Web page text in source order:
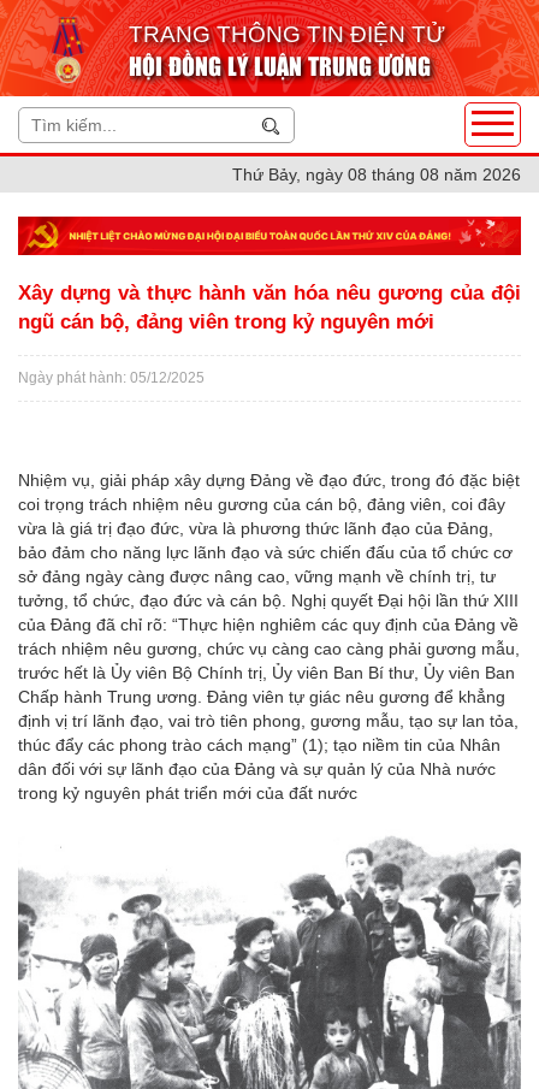
TRANG THÔNG TIN ĐIỆN TỬ
HỘI ĐỒNG LÝ LUẬN TRUNG ƯƠNG
Thứ Bảy, ngày 08 tháng 08 năm 2026
Xây dựng và thực hành văn hóa nêu gương của đội
ngũ cán bộ, đảng viên trong kỷ nguyên mới
Ngày phát hành: 05/12/2025
Nhiệm vụ, giải pháp xây dựng Đảng về đạo đức, trong đó đặc biệt
coi trọng trách nhiệm nêu gương của cán bộ, đảng viên, coi đây
vừa là giá trị đạo đức, vừa là phương thức lãnh đạo của Đảng,
bảo đảm cho năng lực lãnh đạo và sức chiến đấu của tổ chức cơ
sở đảng ngày càng được nâng cao, vững mạnh về chính trị, tư
tưởng, tổ chức, đạo đức và cán bộ. Nghị quyết Đại hội lần thứ XIII
của Đảng đã chỉ rõ: “Thực hiện nghiêm các quy định của Đảng về
trách nhiệm nêu gương, chức vụ càng cao càng phải gương mẫu,
trước hết là Ủy viên Bộ Chính trị, Ủy viên Ban Bí thư, Ủy viên Ban
Chấp hành Trung ương. Đảng viên tự giác nêu gương để khẳng
định vị trí lãnh đạo, vai trò tiên phong, gương mẫu, tạo sự lan tỏa,
thúc đẩy các phong trào cách mạng” (1); tạo niềm tin của Nhân
dân đối với sự lãnh đạo của Đảng và sự quản lý của Nhà nước
trong kỷ nguyên phát triển mới của đất nước